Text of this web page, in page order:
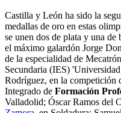
Castilla y León ha sido la
medallas de oro en estas
se unen dos de plata y una
el máximo galardón Jorge
de la especialidad de
Secundaria (IES)
Rodríguez, en la
Integrado de Formación
Valladolid; Óscar Ramos del